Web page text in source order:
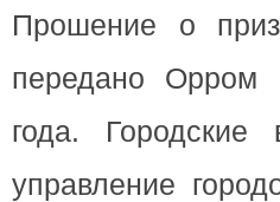
Прошение о
передано Орром
года.
управление